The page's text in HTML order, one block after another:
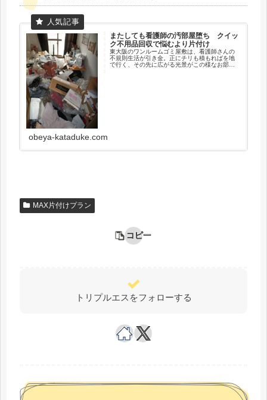
またしても看護師の汚部屋堕ち クイッ
ク不用品回収で悩むより片付け
東大阪のワンルームゴミ屋敷は、看護師さんの
不規則生活が引き金。正にチリも積もればを地
で行く、その先に広がる光景がこの様なお部屋
obeya-kataduke.com
MAX片付けプラン
コピー
トリプルエスをフォローする